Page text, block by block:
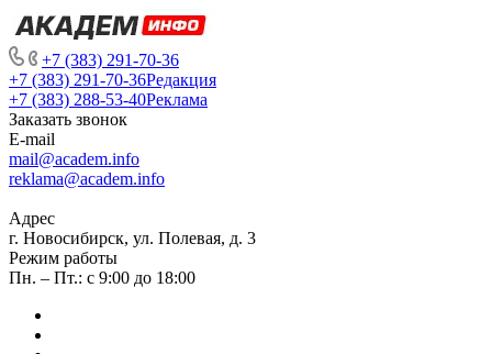
+7 (383) 291-70-36
+7 (383) 291-70-36Редакция
+7 (383) 288-53-40Реклама
Заказать звонок
E-mail
mail@academ.info
reklama@academ.info
Адрес
г. Новосибирск, ул. Полевая, д. 3
Режим работы
Пн. – Пт.: с 9:00 до 18:00